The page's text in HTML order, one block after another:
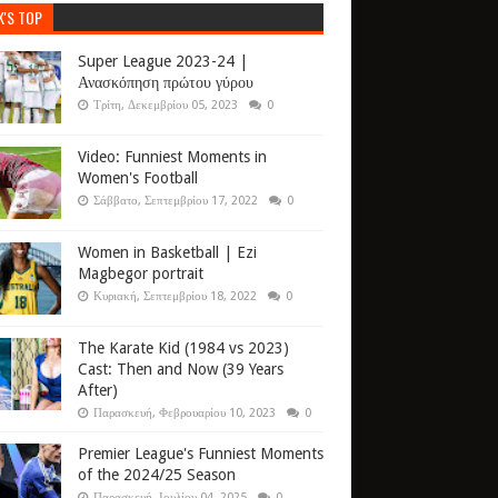
TOP
Super League 2023-24 |
Ανασκόπηση πρώτου γύρου
Τρίτη, Δεκεμβρίου 05, 2023 0
Video: Funniest Moments in
Women's Football
Σάββατο, Σεπτεμβρίου 17, 2022 0
Women in Basketball | Ezi
Magbegor portrait
Κυριακή, Σεπτεμβρίου 18, 2022 0
The Karate Kid (1984 vs 2023)
Cast: Then and Now (39 Years
After)
Παρασκευή, Φεβρουαρίου 10, 2023 0
Premier League's Funniest Moments
of the 2024/25 Season